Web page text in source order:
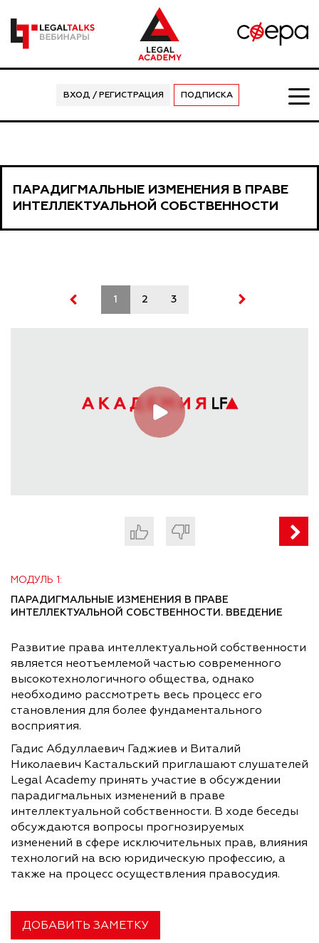
ВХОД / РЕГИСТРАЦИЯ ПОДПИСКА
ПАРАДИГМАЛЬНЫЕ ИЗМЕНЕНИЯ В ПРАВЕ
ИНТЕЛЛЕКТУАЛЬНОЙ СОБСТВЕННОСТИ
1 2 3
МОДУЛЬ 1:
ПАРАДИГМАЛЬНЫЕ ИЗМЕНЕНИЯ В ПРАВЕ
ИНТЕЛЛЕКТУАЛЬНОЙ СОБСТВЕННОСТИ. ВВЕДЕНИЕ
Развитие права интеллектуальной собственности
является неотъемлемой частью современного
высокотехнологичного общества, однако
необходимо рассмотреть весь процесс его
становления для более фундаментального
восприятия.
Гадис Абдуллаевич Гаджиев и Виталий
Николаевич Кастальский приглашают слушателей
Legal Academy принять участие в обсуждении
парадигмальных изменений в праве
интеллектуальной собственности. В ходе беседы
обсуждаются вопросы прогнозируемых
изменений в сфере исключительных прав, влияния
технологий на всю юридическую профессию, а
также на процесс осуществления правосудия.
ДОБАВИТЬ ЗАМЕТКУ